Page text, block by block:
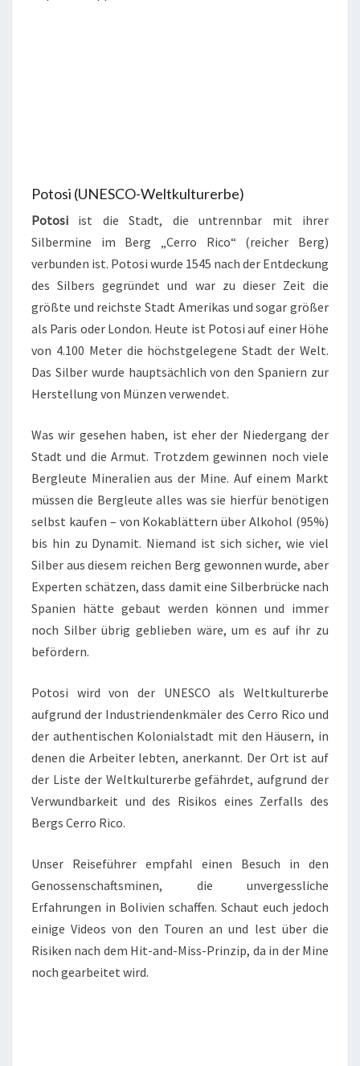
Potosi (UNESCO-Weltkulturerbe)
Potosi ist die Stadt, die untrennbar mit ihrer
Silbermine im Berg „Cerro Rico“ (reicher Berg)
verbunden ist. Potosi wurde 1545 nach der Entdeckung
des Silbers gegründet und war zu dieser Zeit die
größte und reichste Stadt Amerikas und sogar größer
als Paris oder London. Heute ist Potosi auf einer Höhe
von 4.100 Meter die höchstgelegene Stadt der Welt.
Das Silber wurde hauptsächlich von den Spaniern zur
Herstellung von Münzen verwendet.
Was wir gesehen haben, ist eher der Niedergang der
Stadt und die Armut. Trotzdem gewinnen noch viele
Bergleute Mineralien aus der Mine. Auf einem Markt
müssen die Bergleute alles was sie hierfür benötigen
selbst kaufen – von Kokablättern über Alkohol (95%)
bis hin zu Dynamit. Niemand ist sich sicher, wie viel
Silber aus diesem reichen Berg gewonnen wurde, aber
Experten schätzen, dass damit eine Silberbrücke nach
Spanien hätte gebaut werden können und immer
noch Silber übrig geblieben wäre, um es auf ihr zu
befördern.
Potosi wird von der UNESCO als Weltkulturerbe
aufgrund der Industriendenkmäler des Cerro Rico und
der authentischen Kolonialstadt mit den Häusern, in
denen die Arbeiter lebten, anerkannt. Der Ort ist auf
der Liste der Weltkulturerbe gefährdet, aufgrund der
Verwundbarkeit und des Risikos eines Zerfalls des
Bergs Cerro Rico.
Unser Reiseführer empfahl einen Besuch in den
Genossenschaftsminen, die unvergessliche
Erfahrungen in Bolivien schaffen. Schaut euch jedoch
einige Videos von den Touren an und lest über die
Risiken nach dem Hit-and-Miss-Prinzip, da in der Mine
noch gearbeitet wird.